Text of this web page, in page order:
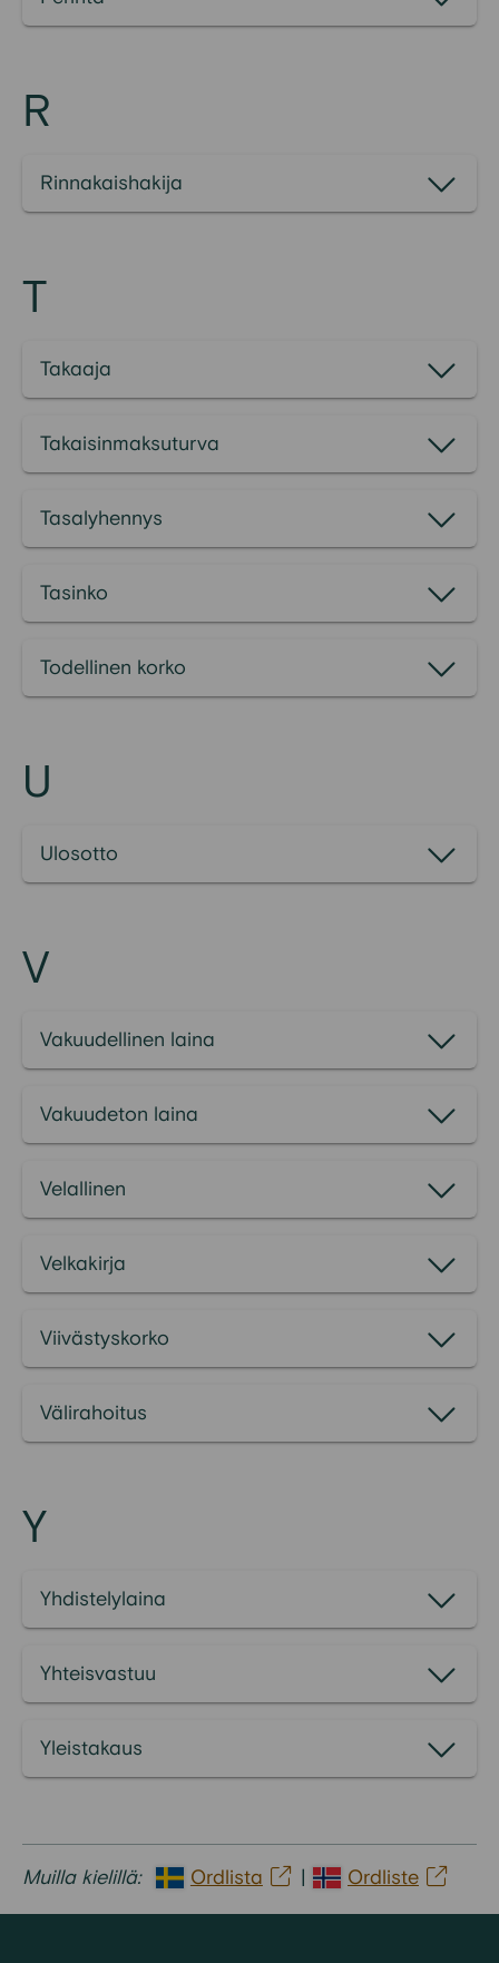
R
Rinnakaishakija
T
Takaaja
Takaisinmaksuturva
Tasalyhennys
Tasinko
Todellinen korko
U
Ulosotto
V
Vakuudellinen laina
Vakuudeton laina
Velallinen
Velkakirja
Viivästyskorko
Välirahoitus
Y
Yhdistelylaina
Yhteisvastuu
Yleistakaus
Muilla kielillä: Ordlista | Ordliste